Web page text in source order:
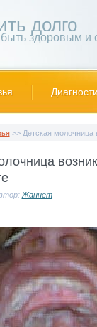
долго
быть здоровым и
>> Детская молочница
Жаннет